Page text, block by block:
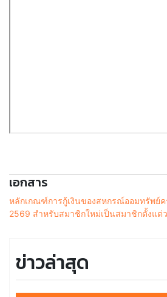
เอกสาร
หลักเกณฑ์การกู้เงินของสหกรณ์ออมทรัพย์
2569 สำหรับสมาชิกใหม่เป็นสมาชิกตั้งแต่ว
ข่าวล่าสุด